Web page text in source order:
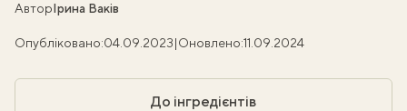
АвторІрина Ваків
Опубліковано:04.09.2023|Оновлено:11.09.2024
До інгредієнтів